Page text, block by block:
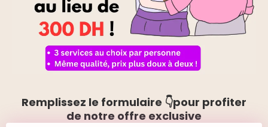
Remplissez le formulaire 👇pour profiter
de notre offre exclusive